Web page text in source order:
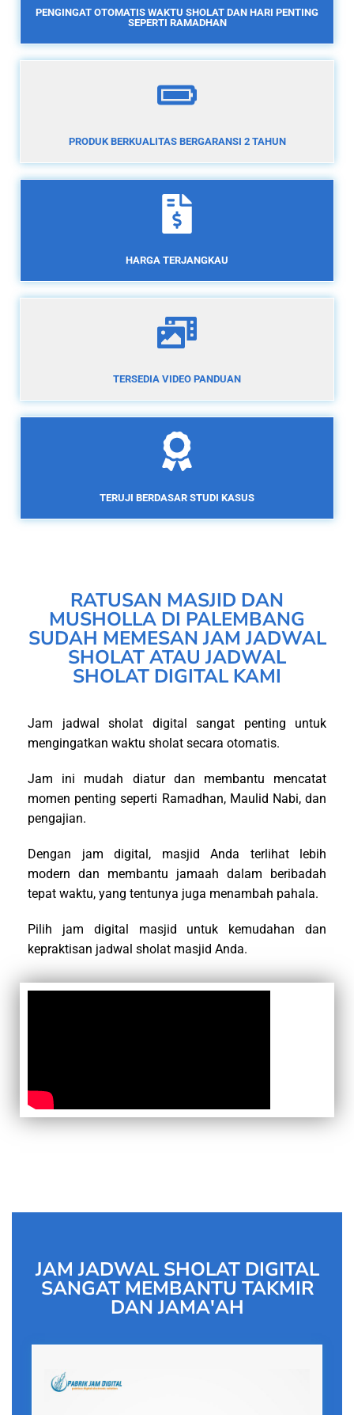
PENGINGAT OTOMATIS WAKTU SHOLAT DAN HARI PENTING
SEPERTI RAMADHAN
PRODUK BERKUALITAS BERGARANSI 2 TAHUN
HARGA TERJANGKAU
TERSEDIA VIDEO PANDUAN
TERUJI BERDASAR STUDI KASUS
RATUSAN MASJID DAN
MUSHOLLA DI PALEMBANG
SUDAH MEMESAN JAM JADWAL
SHOLAT ATAU JADWAL
SHOLAT DIGITAL KAMI
Jam jadwal sholat digital sangat penting untuk
mengingatkan waktu sholat secara otomatis.
Jam ini mudah diatur dan membantu mencatat
momen penting seperti Ramadhan, Maulid Nabi, dan
pengajian.
Dengan jam digital, masjid Anda terlihat lebih
modern dan membantu jamaah dalam beribadah
tepat waktu, yang tentunya juga menambah pahala.
Pilih jam digital masjid untuk kemudahan dan
kepraktisan jadwal sholat masjid Anda.
JAM JADWAL SHOLAT DIGITAL
SANGAT MEMBANTU TAKMIR
DAN JAMA'AH